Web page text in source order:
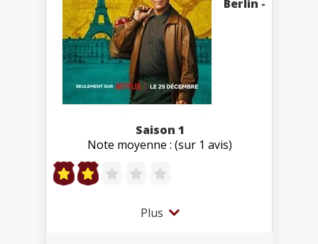
Berlin -
Saison 1
Note moyenne : (sur 1 avis)
Plus